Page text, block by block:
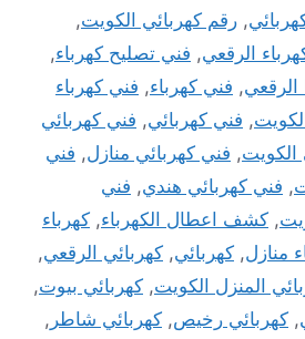
, رقم كهربائي الكويت,
الرقعي, فني تصليح كهرباء,
الرقعي, فني كهرباء, فني كهرباء
, فني كهربائي, فني كهربائي
الكويت, فني كهربائي منازل, فني
, فني كهربائي هندي, فني
, كشف اعطال الكهرباء, كهرباء
منازل, كهربائي, كهربائي الرقعي,
المنزل الكويت, كهربائي بيوت,
, كهربائي رخيص, كهربائي شاطر ,